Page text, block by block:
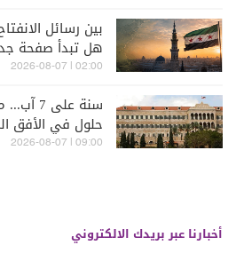
بين رسائل
هل تبدأ صفحة
وسوريا - الشرع؟
02:00 | 2026-08-07
سنة
حلول في الأفق
09:00 | 2026-08-07
أخبارنا عبر بريدك الالكتروني